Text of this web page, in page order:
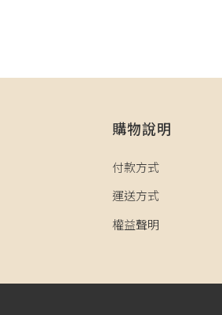
購物說明
付款方式
運送方式
權益聲明